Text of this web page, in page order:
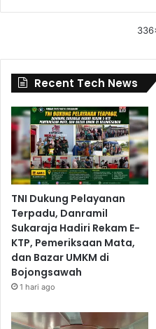
Recent Tech News
TNI Dukung Pelayanan
Terpadu, Danramil
Sukaraja Hadiri Rekam E-
KTP, Pemeriksaan Mata,
dan Bazar UMKM di
Bojongsawah
1 hari ago